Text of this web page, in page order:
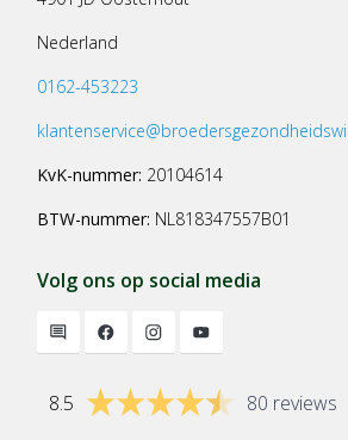
Nederland
0162-453223
KvK-nummer: 20104614
BTW-nummer: NL818347557B01
Volg ons op social media
8.5 80 reviews